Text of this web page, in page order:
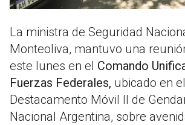
La ministra de Seguridad
Monteoliva, mantuvo una
este lunes en el Comando
Fuerzas Federales, ubicado en el
Destacamento Móvil II de
Nacional Argentina, sobre